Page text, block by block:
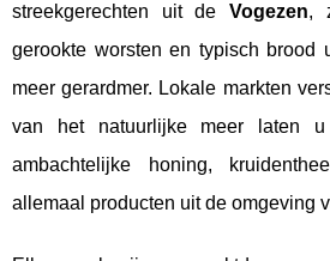
streekgerechten uit deVogezen,
gerookte worsten en typisch brood
meer gerardmer. Lokale markten
van het natuurlijke meer laten u
ambachtelijke honing,
allemaal producten uit de omgeving